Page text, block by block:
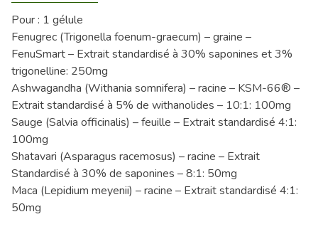
Pour : 1 gélule
Fenugrec (Trigonella foenum-graecum) – graine –
FenuSmart – Extrait standardisé à 30% saponines et 3%
trigonelline: 250mg
Ashwagandha (Withania somnifera) – racine – KSM-66® –
Extrait standardisé à 5% de withanolides – 10:1: 100mg
Sauge (Salvia officinalis) – feuille – Extrait standardisé 4:1:
100mg
Shatavari (Asparagus racemosus) – racine – Extrait
Standardisé à 30% de saponines – 8:1: 50mg
Maca (Lepidium meyenii) – racine – Extrait standardisé 4:1:
50mg